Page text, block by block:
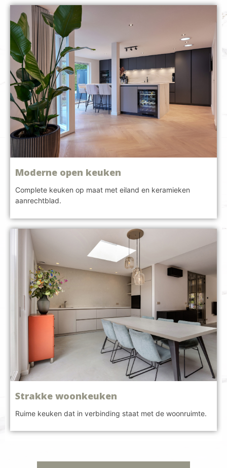
Moderne open keuken
Complete keuken op maat met eiland en keramieken
aanrechtblad.
Strakke woonkeuken
Ruime keuken dat in verbinding staat met de woonruimte.